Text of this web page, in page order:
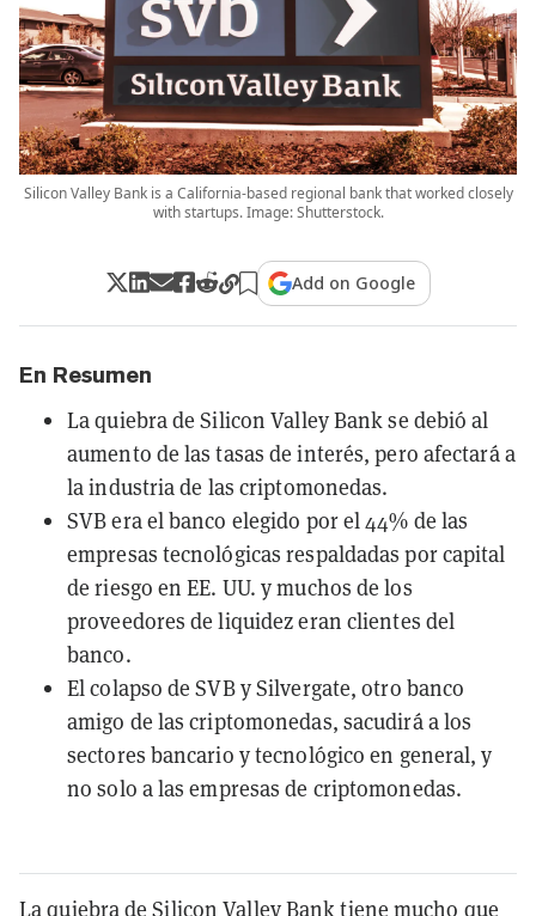
Silicon Valley Bank is a California-based regional bank that worked closely
with startups. Image: Shutterstock.
Add on Google
En Resumen
La quiebra de Silicon Valley Bank se debió al
aumento de las tasas de interés, pero afectará a
la industria de las criptomonedas.
SVB era el banco elegido por el 44% de las
empresas tecnológicas respaldadas por capital
de riesgo en EE. UU. y muchos de los
proveedores de liquidez eran clientes del
banco.
El colapso de SVB y Silvergate, otro banco
amigo de las criptomonedas, sacudirá a los
sectores bancario y tecnológico en general, y
no solo a las empresas de criptomonedas.
La quiebra de Silicon Valley Bank tiene mucho que